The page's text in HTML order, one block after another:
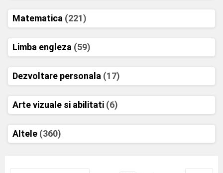
Matematica (221)
Limba engleza (59)
Dezvoltare personala (17)
Arte vizuale si abilitati (6)
Altele (360)